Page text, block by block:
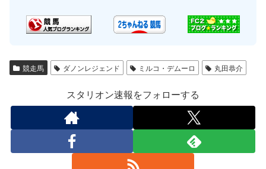
競走馬 ダノンレジェンド ミルコ・デムーロ 丸田恭介
スタリオン速報をフォローする